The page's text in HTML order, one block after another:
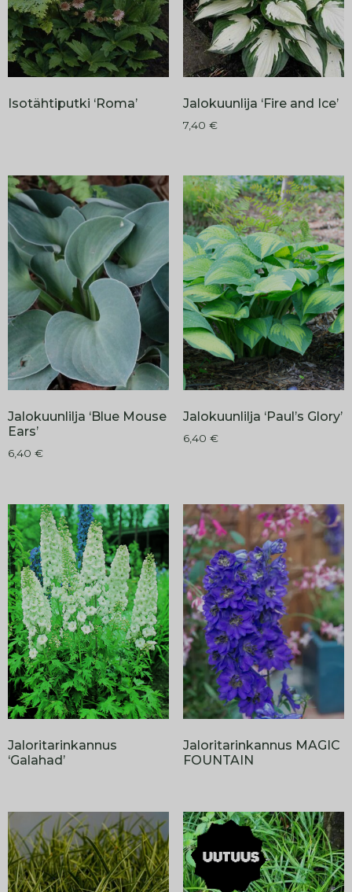
Isotähtiputki ‘Roma’ Jalokuunlija ‘Fire and Ice’
7,40 €
Jalokuunlilja ‘Blue Mouse
Ears’
6,40 €
Jalokuunlilja ‘Paul’s Glory’
6,40 €
Jaloritarinkannus
‘Galahad’
Jaloritarinkannus MAGIC
FOUNTAIN